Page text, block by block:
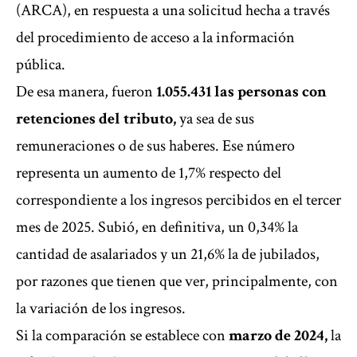
(ARCA), en respuesta a una solicitud hecha a través
del procedimiento de acceso a la información
pública.
De esa manera, fueron1.055.431 las personas con
retenciones del tributo,ya sea de sus
remuneraciones o de sus haberes. Ese número
representa un aumento de 1,7% respecto del
correspondiente a los ingresos percibidos en el tercer
mes de 2025. Subió, en definitiva, un 0,34% la
cantidad de asalariados y un 21,6% la de jubilados,
por razones que tienen que ver, principalmente, con
la variación de los ingresos.
Si la comparación se establece conmarzo de 2024,la